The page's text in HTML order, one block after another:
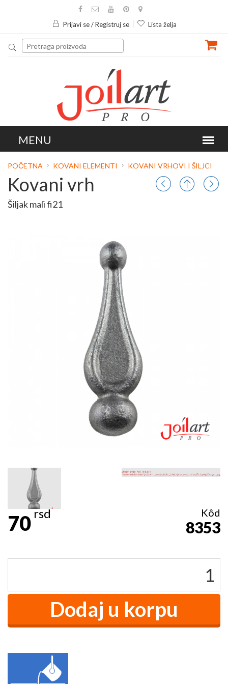
Prijavi se / Registruj se Lista želja
POČETNA KOVANI ELEMENTI KOVANI VRHOVI I ŠILJCI
Kovani vrh
Šiljak mali fi21
70rsd Kôd
8353